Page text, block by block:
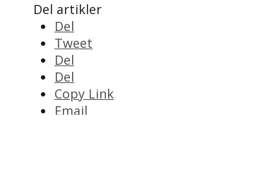
Del artikler
Del
Tweet
Del
Del
Copy Link
Email